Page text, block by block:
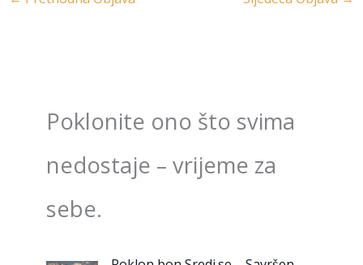
Poklonite ono što svima
nedostaje – vrijeme za
sebe.